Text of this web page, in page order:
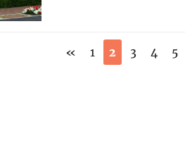
« 1 2 3 4 5